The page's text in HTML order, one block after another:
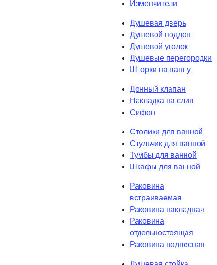
Изменчители
Душевая дверь
Душевой поддон
Душевой уголок
Душевые перегородки
Шторки на ванну
Донный клапан
Накладка на слив
Сифон
Столики для ванной
Стульчик для ванной
Тумбы для ванной
Шкафы для ванной
Раковина
встраиваемая
Раковина накладная
Раковина
отдельностоящая
Раковина подвесная